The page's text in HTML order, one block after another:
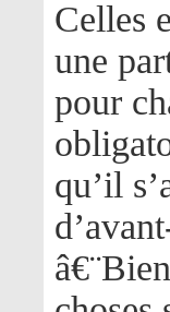
Celles
une
pour
qu’il